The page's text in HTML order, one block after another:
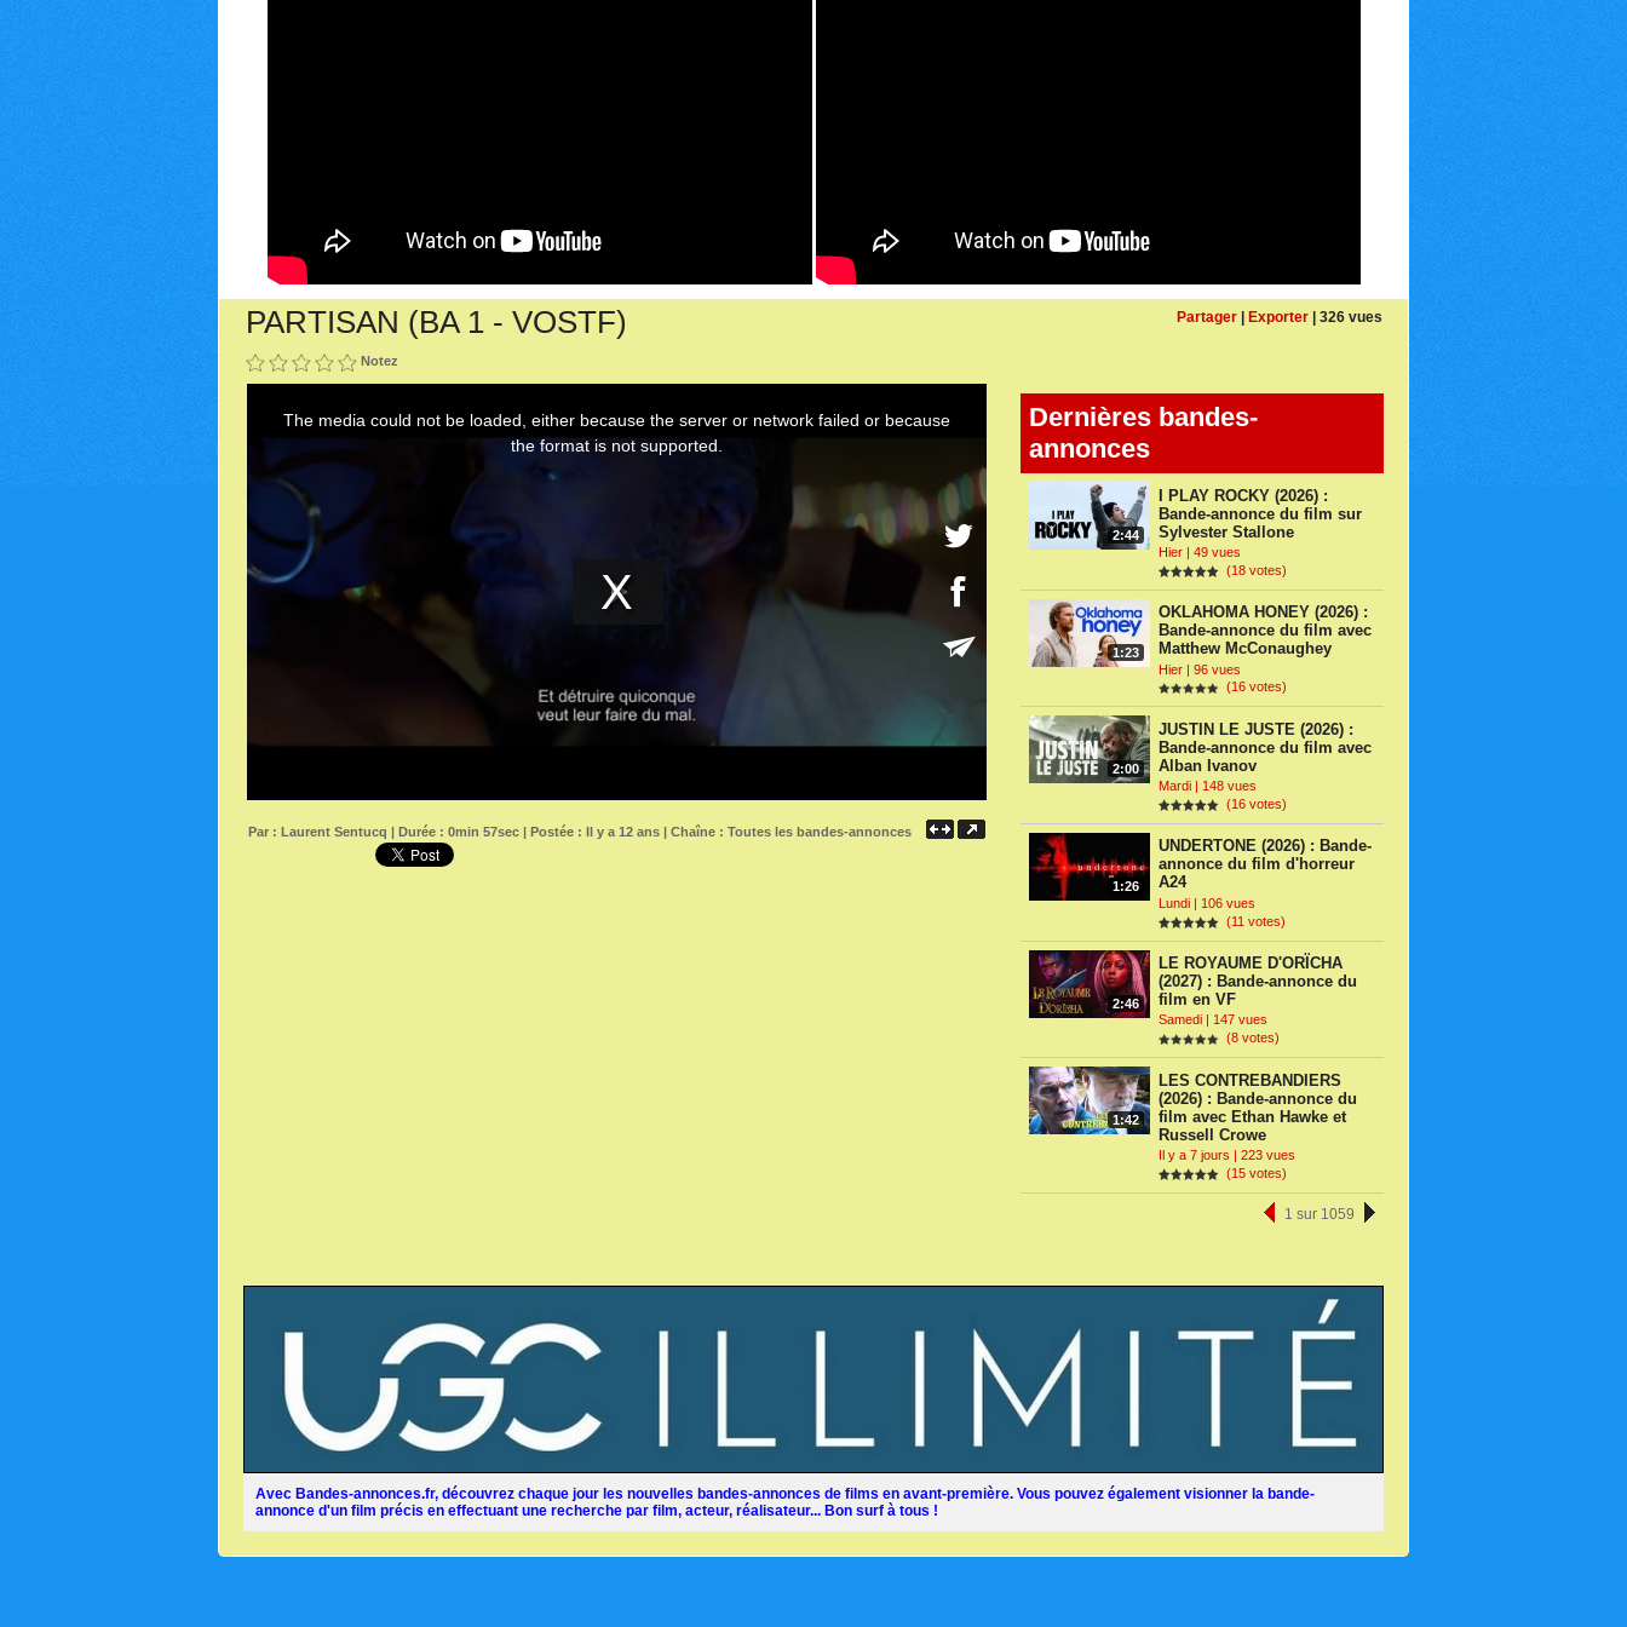
Partager | Exporter | 326 vues
PARTISAN (BA 1 - VOSTF)
Notez
Dernières bandes-
annonces
2:44
I PLAY ROCKY (2026) :
Bande-annonce du film sur
Sylvester Stallone
Hier | 49 vues
(18 votes)
1:23
OKLAHOMA HONEY (2026) :
Bande-annonce du film avec
Matthew McConaughey
Hier | 96 vues
(16 votes)
2:00
JUSTIN LE JUSTE (2026) :
Bande-annonce du film avec
Alban Ivanov
Mardi | 148 vues
(16 votes)
1:26
UNDERTONE (2026) : Bande-
annonce du film d'horreur
A24
Lundi | 106 vues
(11 votes)
2:46
LE ROYAUME D'ORÏCHA
(2027) : Bande-annonce du
film en VF
Samedi | 147 vues
(8 votes)
1:42
LES CONTREBANDIERS
(2026) : Bande-annonce du
film avec Ethan Hawke et
Russell Crowe
Il y a 7 jours | 223 vues
(15 votes)
1 sur 1059
Par : Laurent Sentucq | Durée : 0min 57sec | Postée : Il y a 12 ans | Chaîne : Toutes les bandes-annonces
Avec Bandes-annonces.fr, découvrez chaque jour les nouvelles bandes-annonces de films en avant-première. Vous pouvez également visionner la bande-
annonce d'un film précis en effectuant une recherche par film, acteur, réalisateur... Bon surf à tous !